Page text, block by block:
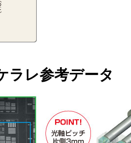
ラレ参考データ